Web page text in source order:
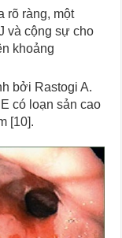
rõ ràng, một
và cộng sự cho
khoảng
bởi Rastogi A.
có loạn sản cao
[10].